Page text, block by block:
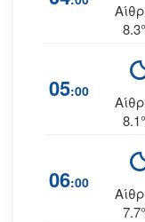
05:00
06:00